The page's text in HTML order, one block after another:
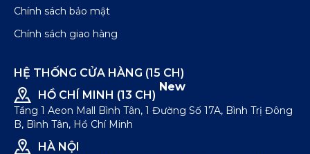
Chính sách bảo mật
Chính sách giao hàng
HỆ THỐNG CỬA HÀNG (15 CH)
HỒ CHÍ MINH (13 CH)
New
Tầng 1 Aeon Mall Bình Tân, 1 Đường Số 17A, Bình Trị Đông
B, Bình Tân, Hồ Chí Minh
HÀ NỘI